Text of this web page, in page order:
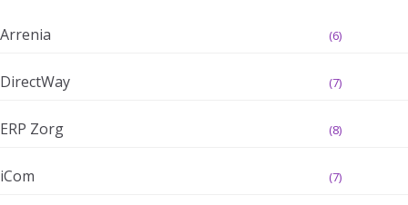
Arrenia (6)
DirectWay (7)
ERP Zorg (8)
iCom (7)